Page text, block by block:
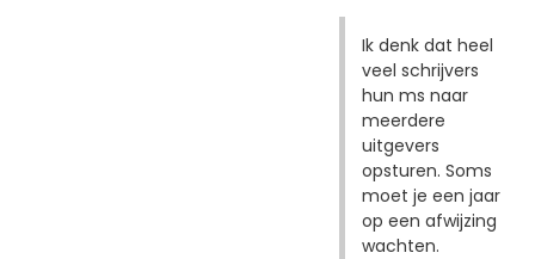
Ik denk dat heel
veel schrijvers
hun ms naar
meerdere
uitgevers
opsturen. Soms
moet je een jaar
op een afwijzing
wachten.